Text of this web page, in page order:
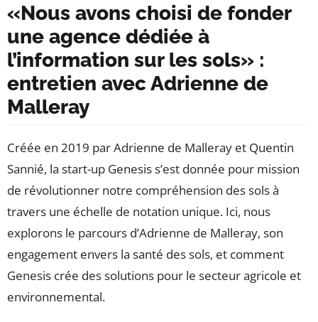
«Nous avons choisi de fonder
une agence dédiée à
l’information sur les sols» :
entretien avec Adrienne de
Malleray
Créée en 2019 par Adrienne de Malleray et Quentin
Sannié, la start-up Genesis s’est donnée pour mission
de révolutionner notre compréhension des sols à
travers une échelle de notation unique. Ici, nous
explorons le parcours d’Adrienne de Malleray, son
engagement envers la santé des sols, et comment
Genesis crée des solutions pour le secteur agricole et
environnemental.